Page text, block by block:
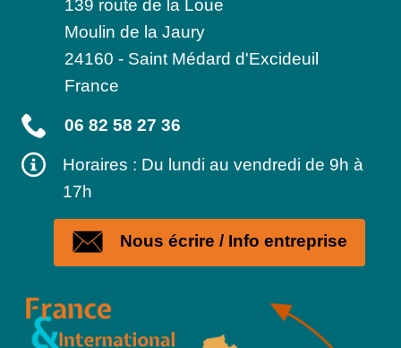
139 route de la Loue
Moulin de la Jaury
24160 - Saint Médard d'Excideuil
France
06 82 58 27 36
Horaires : Du lundi au vendredi de 9h à
17h
Nous écrire / Info entreprise